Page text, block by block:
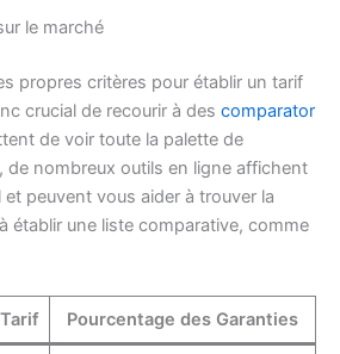
le marché
propres critères pour établir un tarif
crucial de recourir à des comparator
de voir toute la palette de
de nombreux outils en ligne affichent
peuvent vous aider à trouver la
établir une liste comparative, comme
Tarif Pourcentage des Garanties